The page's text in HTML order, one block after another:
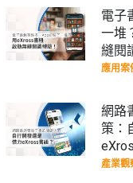
電子
一堆
縫閱
應用案
網路
策：
產業觀